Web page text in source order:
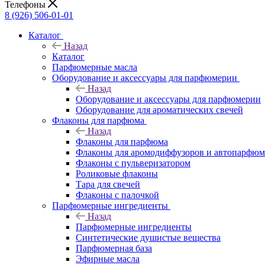
Телефоны
8 (926) 506-01-01
Каталог
Назад
Каталог
Парфюмерные масла
Оборудование и аксессуары для парфюмерии
Назад
Оборудование и аксессуары для парфюмерии
Оборудование для ароматических свечей
Флаконы для парфюма
Назад
Флаконы для парфюма
Флаконы для аромодиффузоров и
Флаконы с пульверизатором
Роликовые флаконы
Тара для свечей
Флаконы с палочкой
Парфюмерные ингредиенты
Назад
Парфюмерные ингредиенты
Синтетические душистые вещества
Парфюмерная база
Эфирные масла